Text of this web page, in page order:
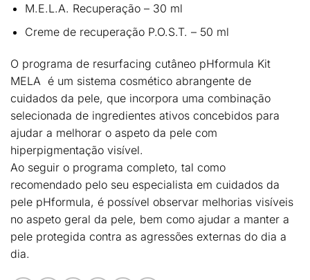
M.E.L.A. Recuperação – 30 ml
Creme de recuperação P.O.S.T. – 50 ml
O programa de resurfacing cutâneo pHformula Kit
MELA é um sistema cosmético abrangente de
cuidados da pele, que incorpora uma combinação
selecionada de ingredientes ativos concebidos para
ajudar a melhorar o aspeto da pele com
hiperpigmentação visível.
Ao seguir o programa completo, tal como
recomendado pelo seu especialista em cuidados da
pele pHformula, é possível observar melhorias visíveis
no aspeto geral da pele, bem como ajudar a manter a
pele protegida contra as agressões externas do dia a
dia.